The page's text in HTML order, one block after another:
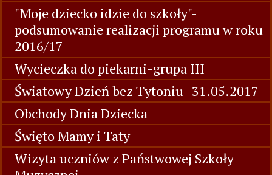
"Moje dziecko idzie do szkoły"-
podsumowanie realizacji programu w roku
2016/17
Wycieczka do piekarni-grupa III
Światowy Dzień bez Tytoniu- 31.05.2017
Obchody Dnia Dziecka
Święto Mamy i Taty
Wizyta uczniów z Państwowej Szkoły